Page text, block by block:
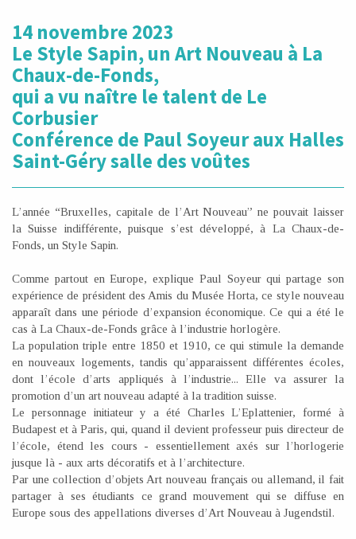
14 novembre 2023
Le Style Sapin, un Art Nouveau à La
Chaux-de-Fonds,
qui a vu naître le talent de Le
Corbusier
Conférence de Paul Soyeur aux Halles
Saint-Géry salle des voûtes
L’année “Bruxelles, capitale de l’Art Nouveau” ne pouvait laisser
la Suisse indifférente, puisque s’est développé, à La Chaux-de-
Fonds, un Style Sapin.
Comme partout en Europe, explique Paul Soyeur qui partage son
expérience de président des Amis du Musée Horta, ce style nouveau
apparaît dans une période d’expansion économique. Ce qui a été le
cas à La Chaux-de-Fonds grâce à l’industrie horlogère.
La population triple entre 1850 et 1910, ce qui stimule la demande
en nouveaux logements, tandis qu’apparaissent différentes écoles,
dont l’école d’arts appliqués à l’industrie... Elle va assurer la
promotion d’un art nouveau adapté à la tradition suisse.
Le personnage initiateur y a été Charles L’Eplattenier, formé à
Budapest et à Paris, qui, quand il devient professeur puis directeur de
l’école, étend les cours - essentiellement axés sur l’horlogerie
jusque là - aux arts décoratifs et à l’architecture.
Par une collection d’objets Art nouveau français ou allemand, il fait
partager à ses étudiants ce grand mouvement qui se diffuse en
Europe sous des appellations diverses d’Art Nouveau à Jugendstil.